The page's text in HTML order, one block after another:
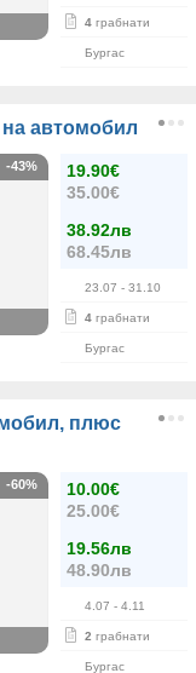
4 грабнати
Бургас
автомобил
19.90€
35.00€
38.92лв
68.45лв
23.07 - 31.10
4 грабнати
Бургас
-43%
плюс
10.00€
25.00€
19.56лв
48.90лв
4.07 - 4.11
2 грабнати
Бургас
-60%